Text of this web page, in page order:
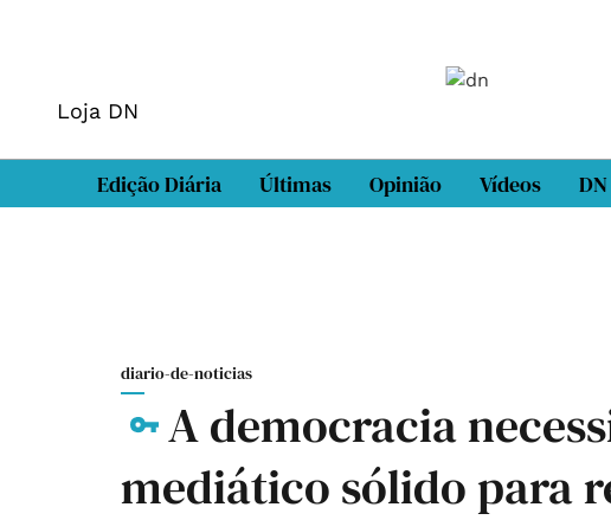
Loja DN
Edição Diária Últimas Opinião Vídeos
diario-de-noticias
A democracia
mediático sólido para